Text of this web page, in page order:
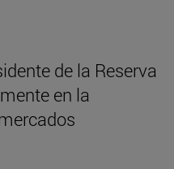
de la Reserva
en la